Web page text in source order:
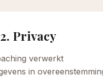
Privacy
verwerkt
in